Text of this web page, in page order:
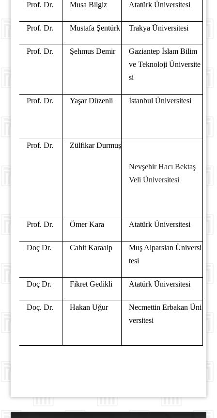
Prof. Dr. Musa Bilgiz Atatürk Üniversitesi
Prof. Dr. Mustafa Şentürk Trakya Üniversitesi
Prof. Dr. Şehmus Demir
Gaziantep İslam Bilim
ve Teknoloji Üniversite
si
Prof. Dr. Yaşar Düzenli İstanbul Üniversitesi
Prof. Dr. Zülfikar Durmuş
Nevşehir Hacı Bektaş
Veli Üniversitesi
Prof. Dr. Ömer Kara Atatürk Üniversitesi
Doç Dr. Cahit Karaalp
Muş Alparslan Üniversi
tesi
Doç Dr. Fikret Gedikli Atatürk Üniversitesi
Doç. Dr. Hakan Uğur
Necmettin Erbakan Üni
versitesi